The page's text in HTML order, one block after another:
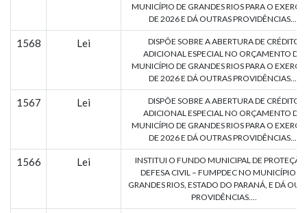
MUNICÍPIO DE GRANDES RIOS PARA O
DE 2026 E DÁ OUTRAS PROVIDÊNCIAS....
1568 Lei
DISPÕE SOBRE A ABERTURA DE CRÉDITO
ADICIONAL ESPECIAL NO ORÇAMENTO DO
MUNICÍPIO DE GRANDES RIOS PARA O
DE 2026 E DÁ OUTRAS PROVIDÊNCIAS....
1567 Lei
DISPÕE SOBRE A ABERTURA DE CRÉDITO
ADICIONAL ESPECIAL NO ORÇAMENTO DO
MUNICÍPIO DE GRANDES RIOS PARA O
DE 2026 E DÁ OUTRAS PROVIDÊNCIAS....
1566 Lei
INSTITUI O FUNDO MUNICIPAL DE
DEFESA CIVIL – FUMPDEC NO MUNICÍPIO DE
GRANDES RIOS, ESTADO DO PARANÁ, E DÁ
PROVIDÊNCIAS....